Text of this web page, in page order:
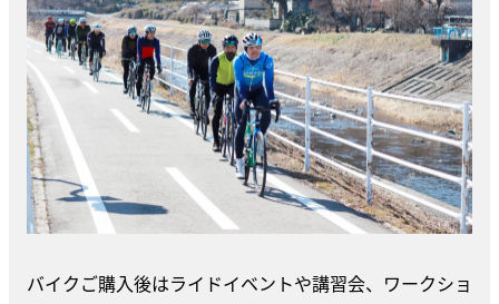
バイクご購入後はライドイベントや講習会、ワークショ